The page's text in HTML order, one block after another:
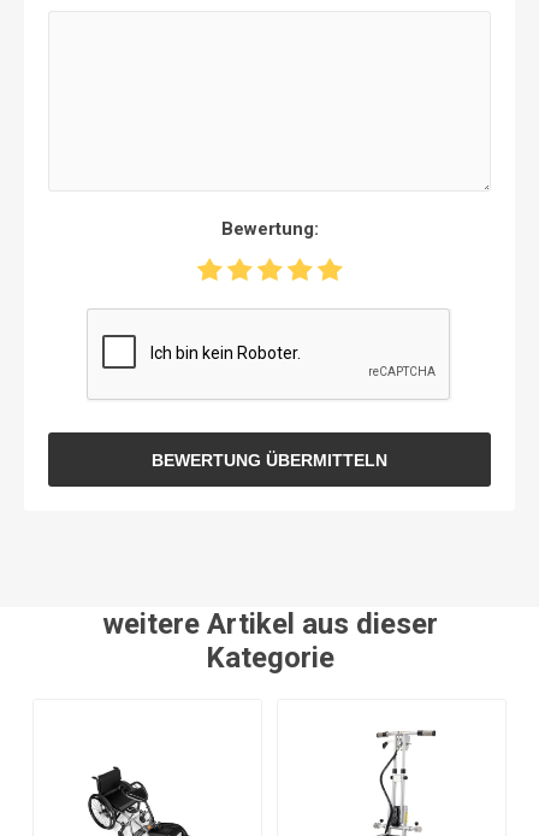
Bewertung:
BEWERTUNG ÜBERMITTELN
weitere Artikel aus dieser
Kategorie